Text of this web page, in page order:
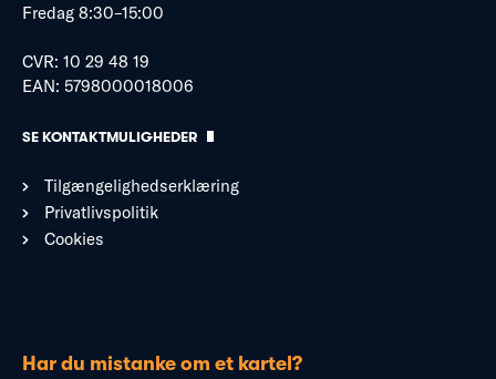
Fredag 8:30–15:00
CVR: 10 29 48 19
EAN: 5798000018006
SE KONTAKTMULIGHEDER
Tilgængelighedserklæring
Privatlivspolitik
Cookies
Har du mistanke om et kartel?